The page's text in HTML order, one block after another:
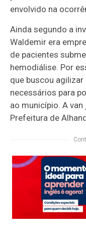
envolvido na
Ainda segundo a
Waldemir era
de pacientes
hemodiálise. Por
que buscou
necessários para
ao município. A
Prefeitura de